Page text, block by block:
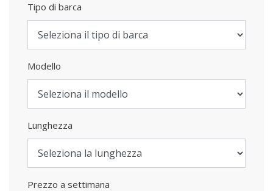
Tipo di barca
Modello
Lunghezza
Prezzo a settimana